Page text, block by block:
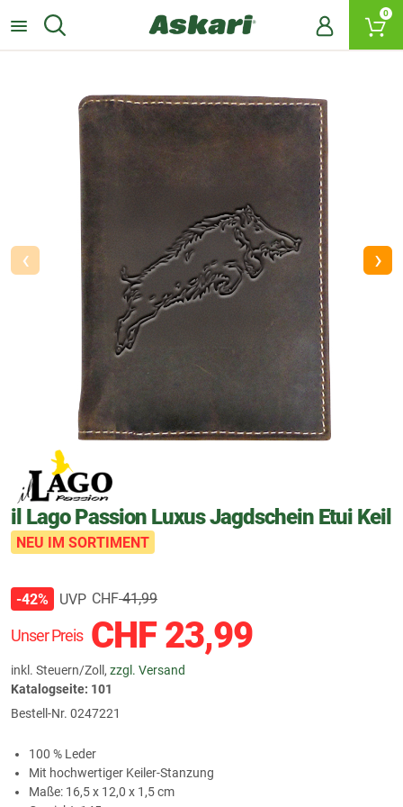
0
‹ ›
il Lago Passion Luxus Jagdschein Etui Keil
NEU IM SORTIMENT
Unser Preis CHF23,99
inkl. Steuern/Zoll, zzgl. Versand
-42% UVP CHF41,99
Katalogseite: 101
Bestell-Nr. 0247221
100 % Leder
Mit hochwertiger Keiler-Stanzung
Maße: 16,5 x 12,0 x 1,5 cm